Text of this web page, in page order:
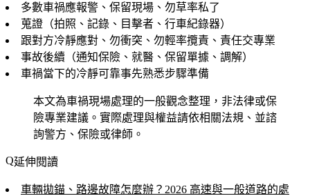
多數車禍應報警、保留現場、勿草率私了
蒐證（拍照、記錄、目擊者、行車紀錄器）
跟對方冷靜應對、勿衝突、勿輕率攬責、責任交專業
事故後續（通知保險、就醫、保留單據、調解）
車禍當下的冷靜可靠事先熟悉步驟準備
本文為車禍現場處理的一般觀念整理，非法律或保
險專業建議。實際處理與權益請依相關法規、並諮
詢警方、保險或律師。
延伸閱讀
車輛拋錨、路邊故障怎麼辦？2026 高速與一般道路的處